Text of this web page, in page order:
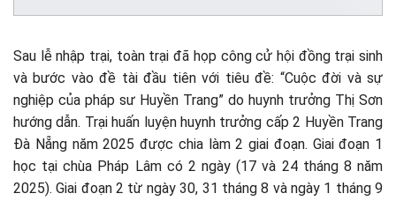
Sau lễ nhập trại, toàn trại đã họp công cử hội đồng trại sinh
và bước vào đề tài đầu tiên với tiêu đề: “Cuộc đời và sự
nghiệp của pháp sư Huyền Trang” do huynh trưởng Thị Sơn
hướng dẫn. Trại huấn luyện huynh trưởng cấp 2 Huyền Trang
Đà Nẵng năm 2025 được chia làm 2 giai đoạn. Giai đoạn 1
học tại chùa Pháp Lâm có 2 ngày (17 và 24 tháng 8 năm
2025). Giai đoạn 2 từ ngày 30, 31 tháng 8 và ngày 1 tháng 9